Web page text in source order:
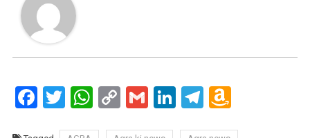
Facebook
Twitter
WhatsApp
CopyGmailLinkedIn
Telegram
Amazon